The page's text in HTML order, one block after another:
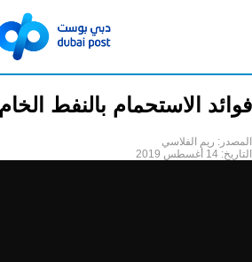
فوائد الاستحمام بالنفط الخام
المصدر: ريم الفلاسي
التاريخ: 14 أغسطس 2019